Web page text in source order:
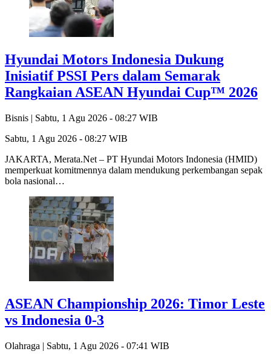
Hyundai Motors Indonesia Dukung
Inisiatif PSSI Pers dalam Semarak
Rangkaian ASEAN Hyundai Cup™ 2026
Bisnis | Sabtu, 1 Agu 2026 - 08:27 WIB
Sabtu, 1 Agu 2026 - 08:27 WIB
JAKARTA, Merata.Net – PT Hyundai Motors Indonesia (HMID)
memperkuat komitmennya dalam mendukung perkembangan sepak
bola nasional…
ASEAN Championship 2026: Timor Leste
vs Indonesia 0-3
Olahraga | Sabtu, 1 Agu 2026 - 07:41 WIB